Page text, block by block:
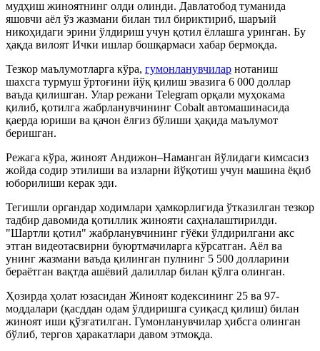
мудҳиш жиноятнинг олди олинди. Давлатобод туманида
яшовчи аёл ўз жазмани билан тил бириктириб, шаръий
никоҳидаги эрини ўлдириш учун қотил ёллашга уринган. Бу
ҳақда вилоят Ички ишлар бошқармаси хабар бермоқда.
Тезкор маълумотларга кўра, гумонланувчилар нотаниш
шахсга турмуш ўртоғини йўқ қилиш эвазига 6 000 доллар
ваъда қилишган. Улар режани Telegram орқали муҳокама
қилиб, қотилга жабрланувчининг Cobalt автомашинасида
қаерда юриши ва қачон ёлғиз бўлиши ҳақида маълумот
беришган.
Режага кўра, жиноят Андижон–Наманган йўлидаги кимсасиз
жойда содир этилиши ва изларни йўқотиш учун машина ёқиб
юборилиши керак эди.
Тегишли органдар ходимлари ҳамкорлигида ўтказилган тезкор
тадбир давомида қотиллик жинояти саҳналаштирилди.
"Шартли қотил" жабрланувчининг гўёки ўлдирилгани акс
этган видеотасвирни буюртмачиларга кўрсатган. Аёл ва
унинг жазмани ваъда қилинган пулнинг 5 500 долларини
бераётган вақтда ашёвий далиллар билан қўлга олинган.
Ҳозирда ҳолат юзасидан Жиноят кодексининг 25 ва 97-
моддалари (қасддан одам ўлдиришга суиқасд қилиш) билан
жиноят иши қўзғатилган. Гумонланувчилар ҳибсга олинган
бўлиб, тергов ҳаракатлари давом этмоқда.